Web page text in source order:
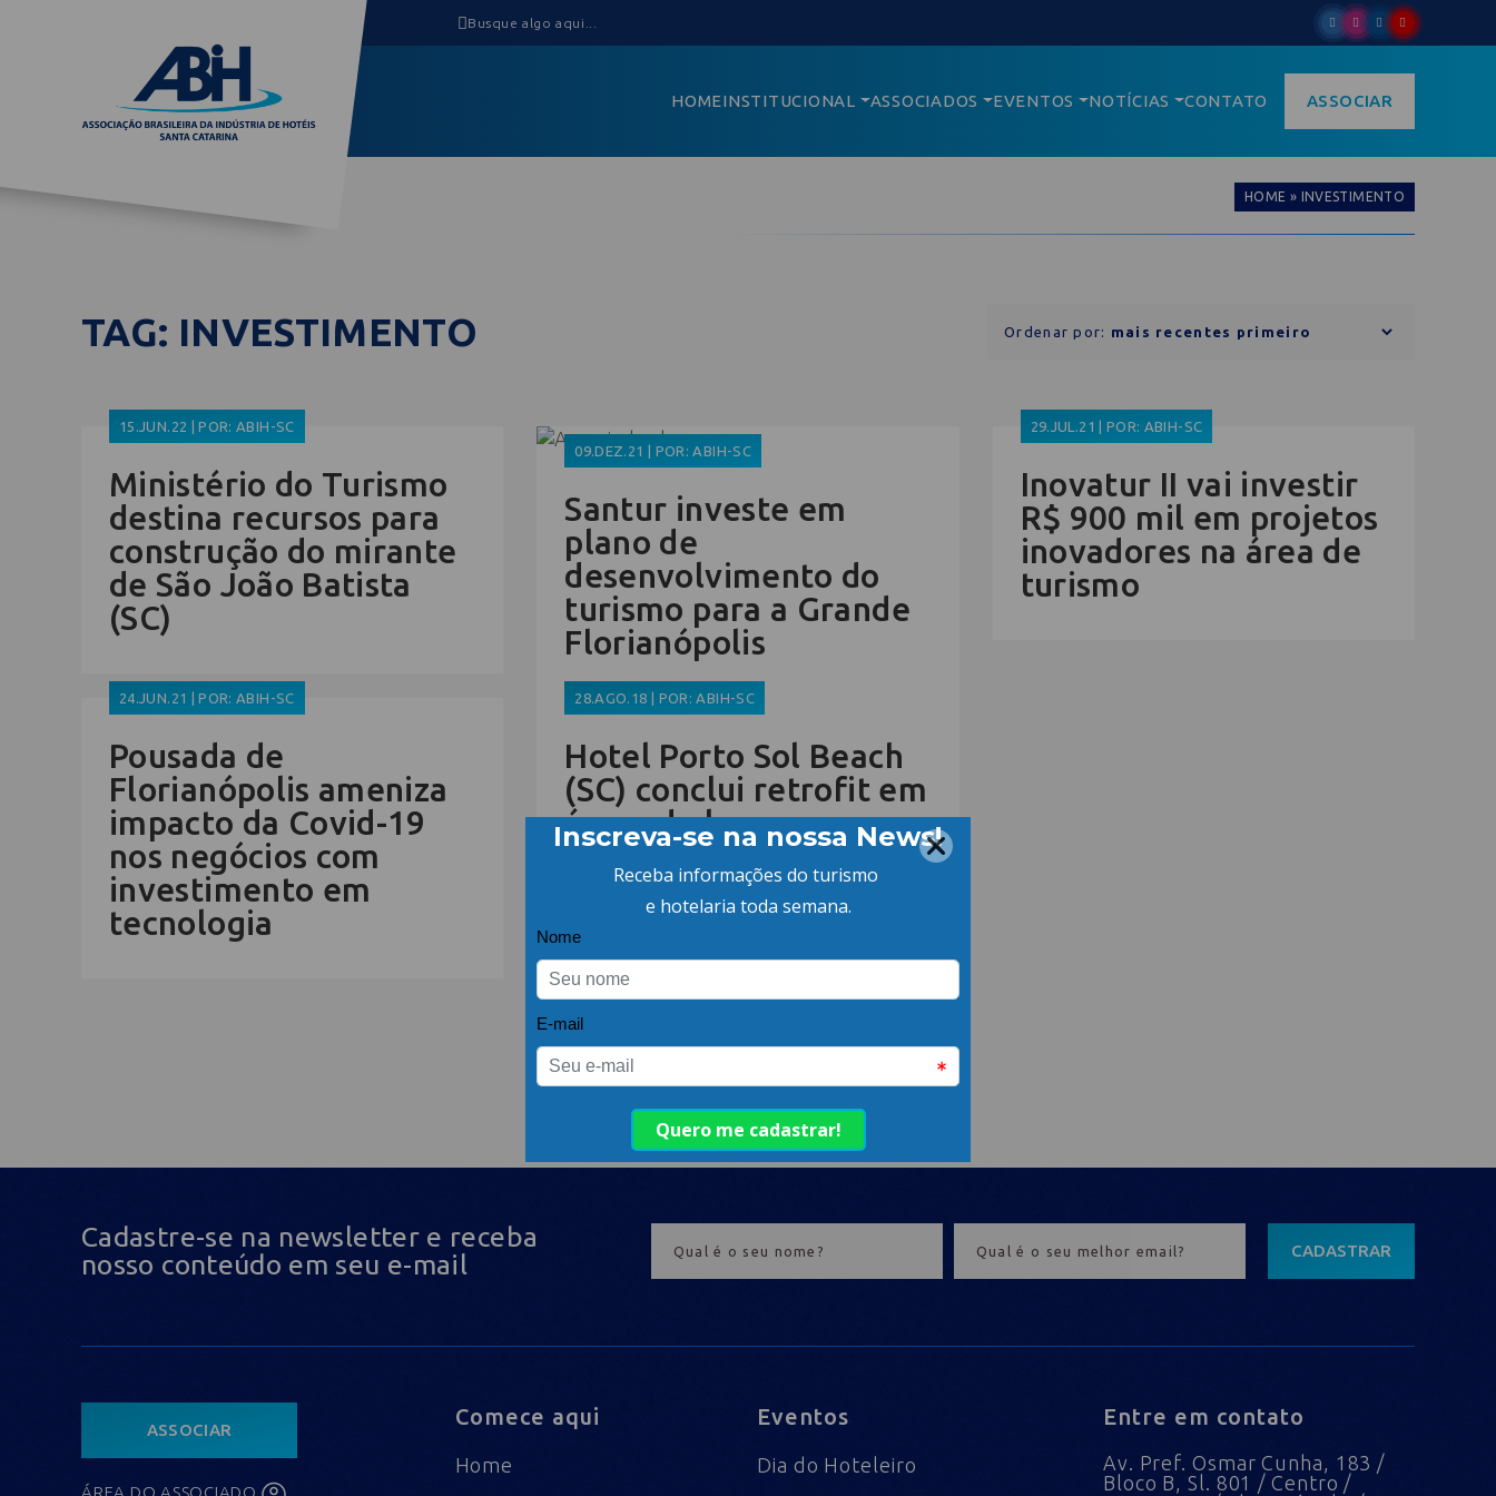
HOMEINSTITUCIONAL ASSOCIADOS EVENTOS NOTÍCIAS CONTATO ASSOCIAR
HOME » INVESTIMENTO
TAG: INVESTIMENTO Ordenar por:
15.JUN.22 | POR: ABIH-SC
Ministério do Turismo
destina recursos para
construção do mirante
de São João Batista
(SC)
09.DEZ.21 | POR: ABIH-SC
Santur investe em
plano de
desenvolvimento do
turismo para a Grande
Florianópolis
29.JUL.21 | POR: ABIH-SC
Inovatur II vai investir
R$ 900 mil em projetos
inovadores na área de
turismo
24.JUN.21 | POR: ABIH-SC
Pousada de
Florianópolis ameniza
impacto da Covid-19
nos negócios com
investimento em
tecnologia
28.AGO.18 | POR: ABIH-SC
Hotel Porto Sol Beach
(SC) conclui retrofit em
áreas de lazer
Cadastre-se na newsletter e receba
nosso conteúdo em seu e-mail
CADASTRAR
ASSOCIAR
ÁREA DO ASSOCIADO
Comece aqui
Home
Eventos
Dia do Hoteleiro
Entre em contato
Av. Pref. Osmar Cunha, 183 /
Bloco B, Sl. 801 / Centro /